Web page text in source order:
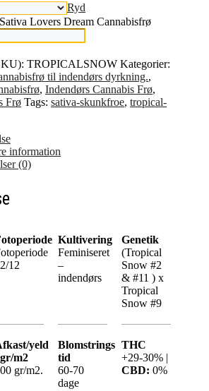
Ryd
Lovers Dream Cannabisfrø
TROPICALSNOW Kategorier:
til indendørs dyrkning.,
, Indendørs Cannabis Frø,
Frø Tags: sativa-skunkfroe, tropical-
information
(0)
12
Kultivering
Feminiseret
–
indendørs
Genetik
(Tropical
Snow #2
& #11 ) x
Tropical
Snow #9
yeld
m2
gr/m2.
Blomstrings
tid
60-70
dage
THC
+29-30% |
CBD: 0%